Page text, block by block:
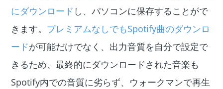
にダウンロード し、パソコンに保存することがで
きます。 プレミアムなしでもSpotify曲のダウンロ
ードが可能だけでなく、出力音質を自分で設定で
きるため、最終的にダウンロードされた音楽も
Spotify内での音質に劣らず、ウォークマンで再生